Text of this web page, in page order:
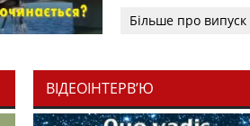
Романчука
СЛОВО РЕДАКЦІЙНЕ
уособлення
Більше про випуск
ВІДЕОІНТЕРВ’Ю